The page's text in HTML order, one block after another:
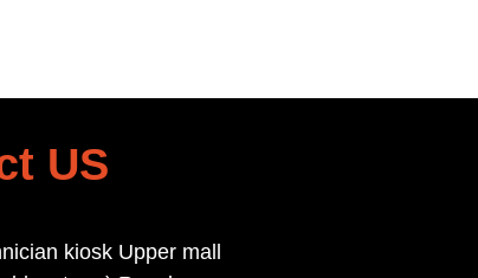
US
kiosk Upper mall